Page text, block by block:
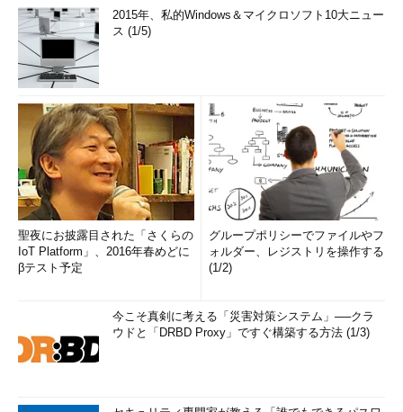
2015年、私的Windows＆マイクロソフト10大ニュー
ス (1/5)
聖夜にお披露目された「さくらの
IoT Platform」、2016年春めどに
βテスト予定
グループポリシーでファイルやフ
ォルダー、レジストリを操作する
(1/2)
今こそ真剣に考える「災害対策システム」──クラ
ウドと「DRBD Proxy」ですぐ構築する方法 (1/3)